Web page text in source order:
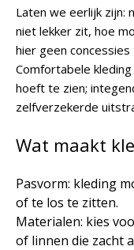
Laten we eerlijk zijn:
niet lekker zit, hoe
hier geen
Comfortabele
hoeft te zien;
zelfverzekerde
Wat maakt
Pasvorm: kleding
of te los te zitten.
Materialen: kies
of linnen die zacht